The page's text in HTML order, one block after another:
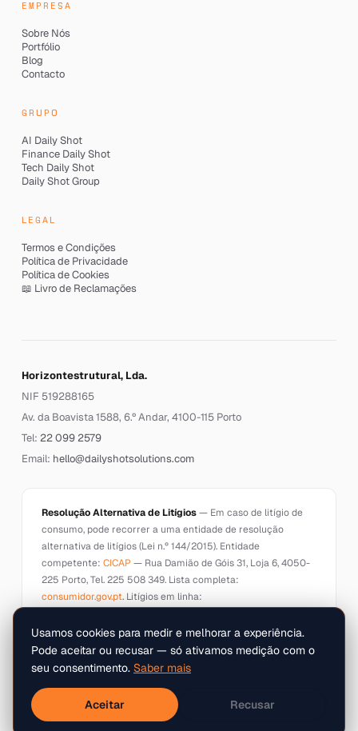
EMPRESA
Sobre Nós
Portfólio
Blog
Contacto
GRUPO
AI Daily Shot
Finance Daily Shot
Tech Daily Shot
Daily Shot Group
LEGAL
Termos e Condições
Política de Privacidade
Política de Cookies
📖 Livro de Reclamações
Horizontestrutural, Lda.
NIF 519288165
Av. da Boavista 1588, 6.º Andar, 4100-115 Porto
Tel: 22 099 2579
Email: hello@dailyshotsolutions.com
Resolução Alternativa de Litígios— Em caso de litígio de
consumo, pode recorrer a uma entidade de resolução
alternativa de litígios (Lei n.º 144/2015). Entidade
competente: CICAP— Rua Damião de Góis 31, Loja 6, 4050-
225 Porto, Tel. 225 508 349. Lista completa:
consumidor.gov.pt. Litígios em linha:
© 2026 Daily Shot Solutions ·Horizontestrutural, Lda.
519288165
Todos os direitos reservados.
Usamos cookies para medir e melhorar a experiência.
Pode aceitar ou recusar — só ativamos medição com o
seu consentimento. Saber mais
Aceitar Recusar